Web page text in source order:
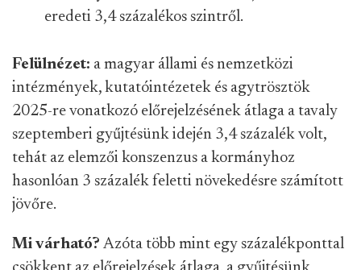
eredeti 3,4 százalékos szintről.
Felülnézet: a magyar állami és nemzetközi
intézmények, kutatóintézetek és agytrösztök
2025-re vonatkozó előrejelzésének átlaga a tavaly
szeptemberi gyűjtésünk idején 3,4 százalék volt,
tehát az elemzői konszenzus a kormányhoz
hasonlóan 3 százalék feletti növekedésre számított
jövőre.
Mi várható? Azóta több mint egy százalékponttal